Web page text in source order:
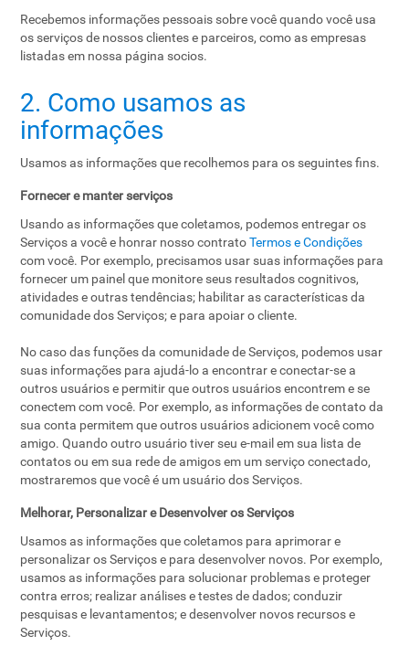
Recebemos informações pessoais sobre você quando você usa
os serviços de nossos clientes e parceiros, como as empresas
listadas em nossa página socios.
2. Como usamos as
informações
Usamos as informações que recolhemos para os seguintes fins.
Fornecer e manter serviços
Usando as informações que coletamos, podemos entregar os
Serviços a você e honrar nosso contratoTermos e Condições
com você. Por exemplo, precisamos usar suas informações para
fornecer um painel que monitore seus resultados cognitivos,
atividades e outras tendências; habilitar as características da
comunidade dos Serviços; e para apoiar o cliente.
No caso das funções da comunidade de Serviços, podemos usar
suas informações para ajudá-lo a encontrar e conectar-se a
outros usuários e permitir que outros usuários encontrem e se
conectem com você. Por exemplo, as informações de contato da
sua conta permitem que outros usuários adicionem você como
amigo. Quando outro usuário tiver seu e-mail em sua lista de
contatos ou em sua rede de amigos em um serviço conectado,
mostraremos que você é um usuário dos Serviços.
Melhorar, Personalizar e Desenvolver os Serviços
Usamos as informações que coletamos para aprimorar e
personalizar os Serviços e para desenvolver novos. Por exemplo,
usamos as informações para solucionar problemas e proteger
contra erros; realizar análises e testes de dados; conduzir
pesquisas e levantamentos; e desenvolver novos recursos e
Serviços.